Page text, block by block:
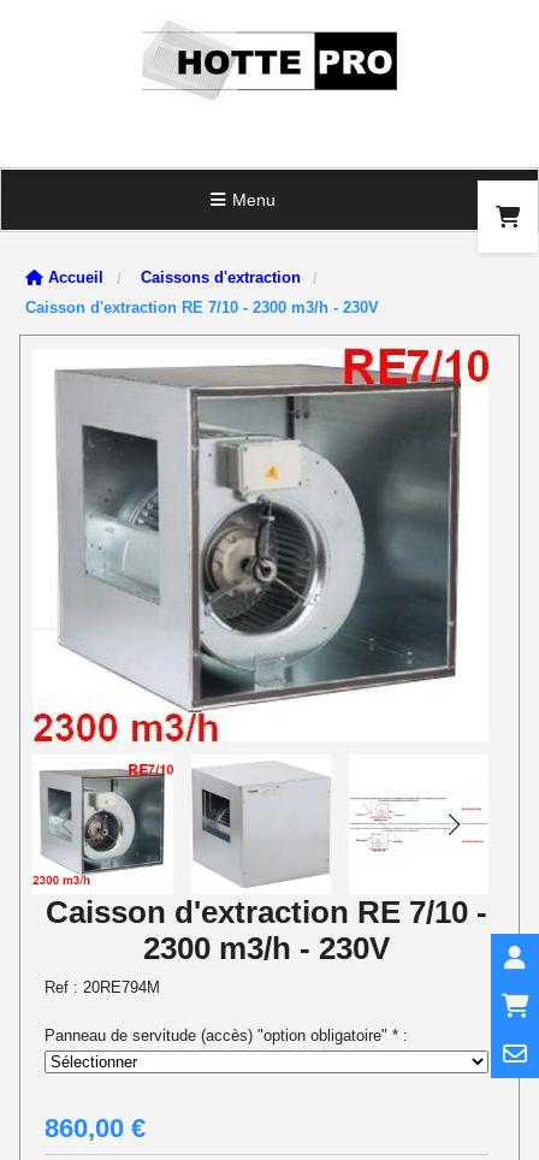
Menu
Accueil
Caissons d'extraction
Caisson d'extraction RE 7/10 - 2300 m3/h - 230V
Caisson d'extraction RE 7/10 -
2300 m3/h - 230V
Ref : 20RE794M
Panneau de servitude (accès) "option obligatoire"* :
860,00 €